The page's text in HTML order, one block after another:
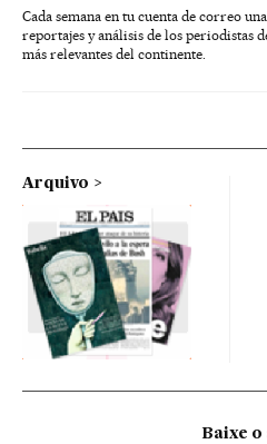
Cada semana en tu cuenta de correo
reportajes y análisis de los periodistas
más relevantes del continente.
Arquivo
Baixe o